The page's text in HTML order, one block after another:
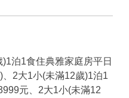
泊1食住典雅家庭房平日
2大1小(未滿12歲)1泊1
元、2大1小(未滿12